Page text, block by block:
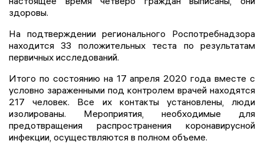
здоровы.
На подтверждении регионального Роспотребнадзора
находится 33 положительных теста по результатам
первичных исследований.
Итого по состоянию на 17 апреля 2020 года вместе с
условно зараженными под контролем врачей находятся
217 человек. Все их контакты установлены, люди
изолированы. Мероприятия, необходимые для
предотвращения распространения коронавирусной
инфекции, осуществляются в полном объеме.